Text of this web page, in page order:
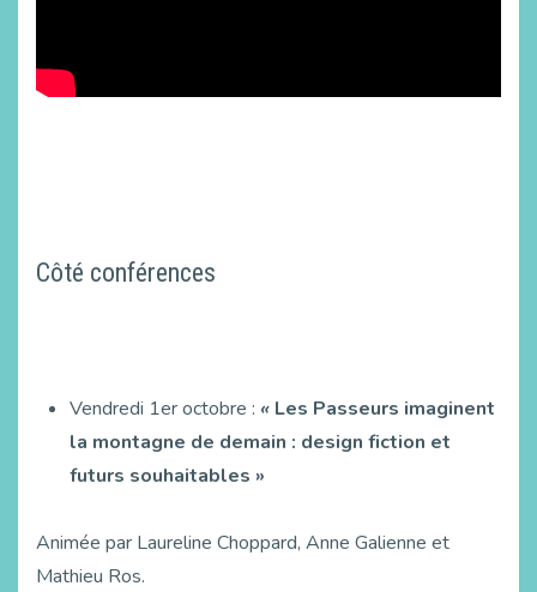
Côté conférences
Vendredi 1er octobre : « Les Passeurs imaginent
la montagne de demain : design fiction et
futurs souhaitables »
Animée par Laureline Choppard, Anne Galienne et
Mathieu Ros.